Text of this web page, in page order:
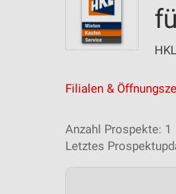
Filialen &
Anzahl Prospekte: 1
Letztes